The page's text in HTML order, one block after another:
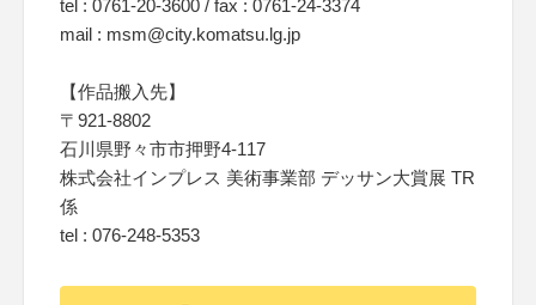
tel : 0761-20-3600 / fax : 0761-24-3374
mail : msm@city.komatsu.lg.jp
【作品搬入先】
〒921-8802
石川県野々市市押野4-117
株式会社インプレス 美術事業部 デッサン大賞展 TR
係
tel : 076-248-5353